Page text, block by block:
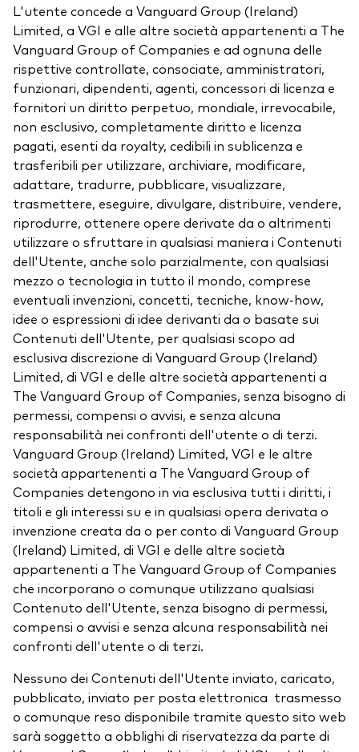
L'utente concede a Vanguard Group (Ireland)
Limited, a VGI e alle altre società appartenenti a The
Vanguard Group of Companies e ad ognuna delle
rispettive controllate, consociate, amministratori,
funzionari, dipendenti, agenti, concessori di licenza e
fornitori un diritto perpetuo, mondiale, irrevocabile,
non esclusivo, completamente diritto e licenza
pagati, esenti da royalty, cedibili in sublicenza e
trasferibili per utilizzare, archiviare, modificare,
adattare, tradurre, pubblicare, visualizzare,
trasmettere, eseguire, divulgare, distribuire, vendere,
riprodurre, ottenere opere derivate da o altrimenti
utilizzare o sfruttare in qualsiasi maniera i Contenuti
dell'Utente, anche solo parzialmente, con qualsiasi
mezzo o tecnologia in tutto il mondo, comprese
eventuali invenzioni, concetti, tecniche, know-how,
idee o espressioni di idee derivanti da o basate sui
Contenuti dell'Utente, per qualsiasi scopo ad
esclusiva discrezione di Vanguard Group (Ireland)
Limited, di VGI e delle altre società appartenenti a
The Vanguard Group of Companies, senza bisogno di
permessi, compensi o avvisi, e senza alcuna
responsabilità nei confronti dell'utente o di terzi.
Vanguard Group (Ireland) Limited, VGI e le altre
società appartenenti a The Vanguard Group of
Companies detengono in via esclusiva tutti i diritti, i
titoli e gli interessi su e in qualsiasi opera derivata o
invenzione creata da o per conto di Vanguard Group
(Ireland) Limited, di VGI e delle altre società
appartenenti a The Vanguard Group of Companies
che incorporano o comunque utilizzano qualsiasi
Contenuto dell'Utente, senza bisogno di permessi,
compensi o avvisi e senza alcuna responsabilità nei
confronti dell'utente o di terzi.
Nessuno dei Contenuti dell'Utente inviato, caricato,
pubblicato, inviato per posta elettronica trasmesso
o comunque reso disponibile tramite questo sito web
sarà soggetto a obblighi di riservatezza da parte di